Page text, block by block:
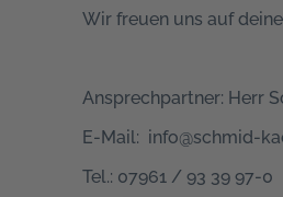
Wir freuen uns auf
Ansprechpartner: Herr
E-Mail: info@schmid-
Tel.: 07961 / 93 39 97-0